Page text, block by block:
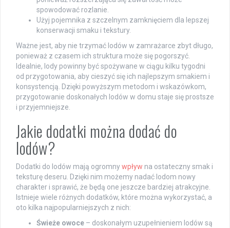
spowodować rozlanie.
Użyj pojemnika z szczelnym zamknięciem dla lepszej
konserwacji smaku i tekstury.
Ważne jest, aby nie trzymać lodów w zamrażarce zbyt długo,
ponieważ z czasem ich struktura może się pogorszyć.
Idealnie, lody powinny być spożywane w ciągu kilku tygodni
od przygotowania, aby cieszyć się ich najlepszym smakiem i
konsystencją. Dzięki powyższym metodom i wskazówkom,
przygotowanie doskonałych lodów w domu staje się prostsze
i przyjemniejsze.
Jakie dodatki można dodać do
lodów?
Dodatki do lodów mają ogromnywpływ na ostateczny smak i
teksturę deseru. Dzięki nim możemy nadać lodom nowy
charakter i sprawić, że będą one jeszcze bardziej atrakcyjne.
Istnieje wiele różnych dodatków, które można wykorzystać, a
oto kilka najpopularniejszych z nich:
Świeże owoce – doskonałym uzupełnieniem lodów są